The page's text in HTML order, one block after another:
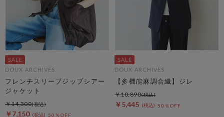
DOUX ARCHIVES
フレンチスリーブジップシアー
ジャケット
￥7,150 50％OFF
￥14,300
DOUX ARCHIVES
【多機能麻調合繊】ジレ
￥5,445 50％OFF
￥10,890